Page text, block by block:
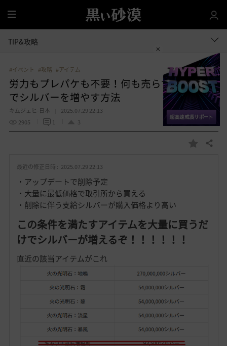
全
体
TIP&攻略
#イベント #攻略 #アイテム
労力もプレパケも不要！何も売らずに取引所
でシルバーを増やす方法
キ厶ジェヒ-日本
2025.07.29 22:13
2905
1 3
お 共有する
最近の修正日時 : 2025.07.29 22:13
・アップデートで削除予定
・大量に最低価格で取引所から買える
・削除に伴う支給シルバーが購入価格より高い
この条件を満たすアイテムを大量に買うだ
けでシルバーが増えるぞ！！！！！！
直近の該当アイテムがこれ